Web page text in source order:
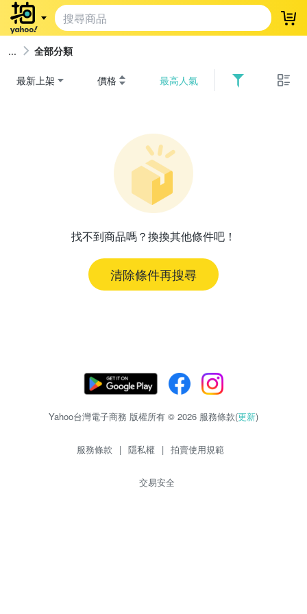
登
全部分類
最新上架 價格 最高人氣
找不到商品嗎？換換其他條件吧！
清除條件再搜尋
Yahoo台灣電子商務 版權所有 © 2026 服務條款(更新)
服務條款 | 隱私權 | 拍賣使用規範
交易安全